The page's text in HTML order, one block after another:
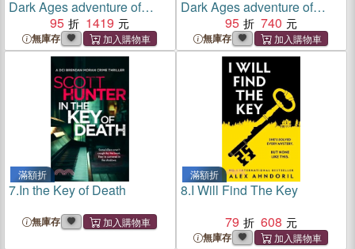
Dark Ages adventure of
power, succession and
rivalry from MJ Porter
95 1419
無庫存
Dark Ages adventure of
power, succession and
rivalry from MJ Porter
95 740
無庫存
滿額折
7.In the Key of Death
無庫存
滿額折
8.I Will Find The Key
79
608
無庫存